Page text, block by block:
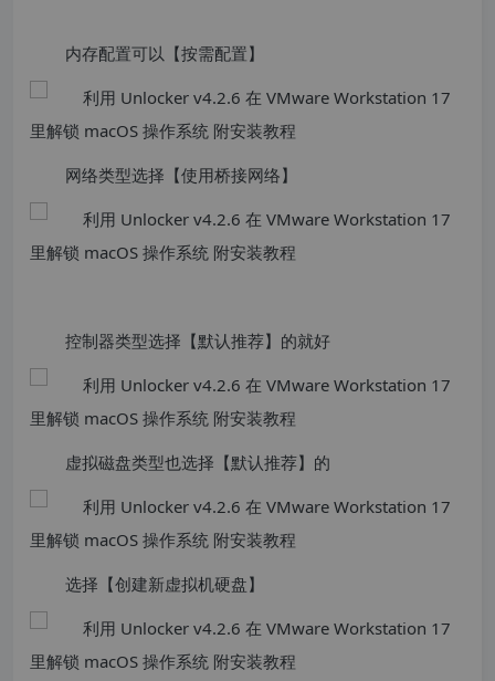
内存配置可以【按需配置】
网络类型选择【使用桥接网络】
控制器类型选择【默认推荐】的就好
虚拟磁盘类型也选择【默认推荐】的
选择【创建新虚拟机硬盘】